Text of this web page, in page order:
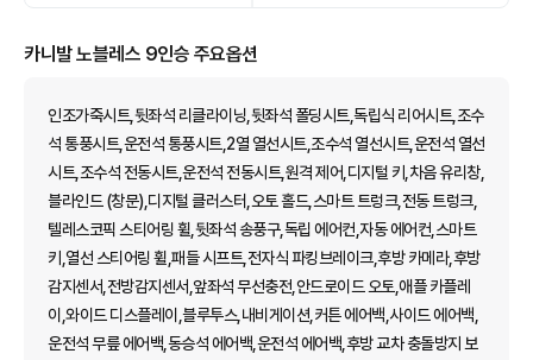
카니발 노블레스 9인승 주요옵션
인조가죽시트,뒷좌석 리클라이닝,뒷좌석 폴딩시트,독립식 리어시트,조수
석 통풍시트,운전석 통풍시트,2열 열선시트,조수석 열선시트,운전석 열선
시트,조수석 전동시트,운전석 전동시트,원격 제어,디지털 키,차음 유리창,
블라인드 (창문),디지털 클러스터,오토 홀드,스마트 트렁크,전동 트렁크,
텔레스코픽 스티어링 휠,뒷좌석 송풍구,독립 에어컨,자동 에어컨,스마트
키,열선 스티어링 휠,패들 시프트,전자식 파킹브레이크,후방 카메라,후방
감지센서,전방감지센서,앞좌석 무선충전,안드로이드 오토,애플 카플레
이,와이드 디스플레이,블루투스,내비게이션,커튼 에어백,사이드 에어백,
운전석 무릎 에어백,동승석 에어백,운전석 에어백,후방 교차 충돌방지 보